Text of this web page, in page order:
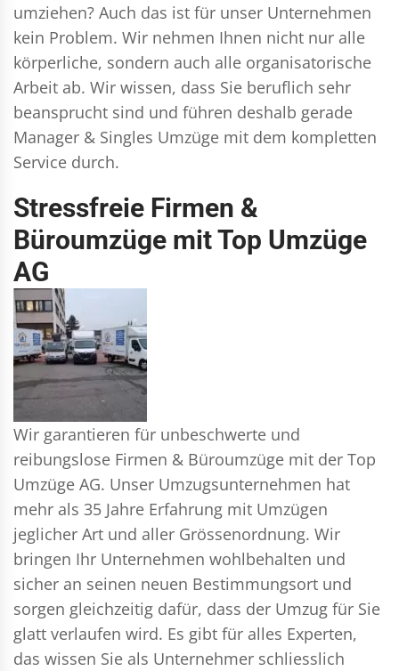
umziehen? Auch das ist für unser Unternehmen
kein Problem. Wir nehmen Ihnen nicht nur alle
körperliche, sondern auch alle organisatorische
Arbeit ab. Wir wissen, dass Sie beruflich sehr
beansprucht sind und führen deshalb gerade
Manager & Singles Umzüge mit dem kompletten
Service durch.
Stressfreie Firmen &
Büroumzüge mit Top Umzüge
AG
Wir garantieren für unbeschwerte und
reibungslose Firmen & Büroumzüge mit der Top
Umzüge AG. Unser Umzugsunternehmen hat
mehr als 35 Jahre Erfahrung mit Umzügen
jeglicher Art und aller Grössenordnung. Wir
bringen Ihr Unternehmen wohlbehalten und
sicher an seinen neuen Bestimmungsort und
sorgen gleichzeitig dafür, dass der Umzug für Sie
glatt verlaufen wird. Es gibt für alles Experten,
das wissen Sie als Unternehmer schliesslich